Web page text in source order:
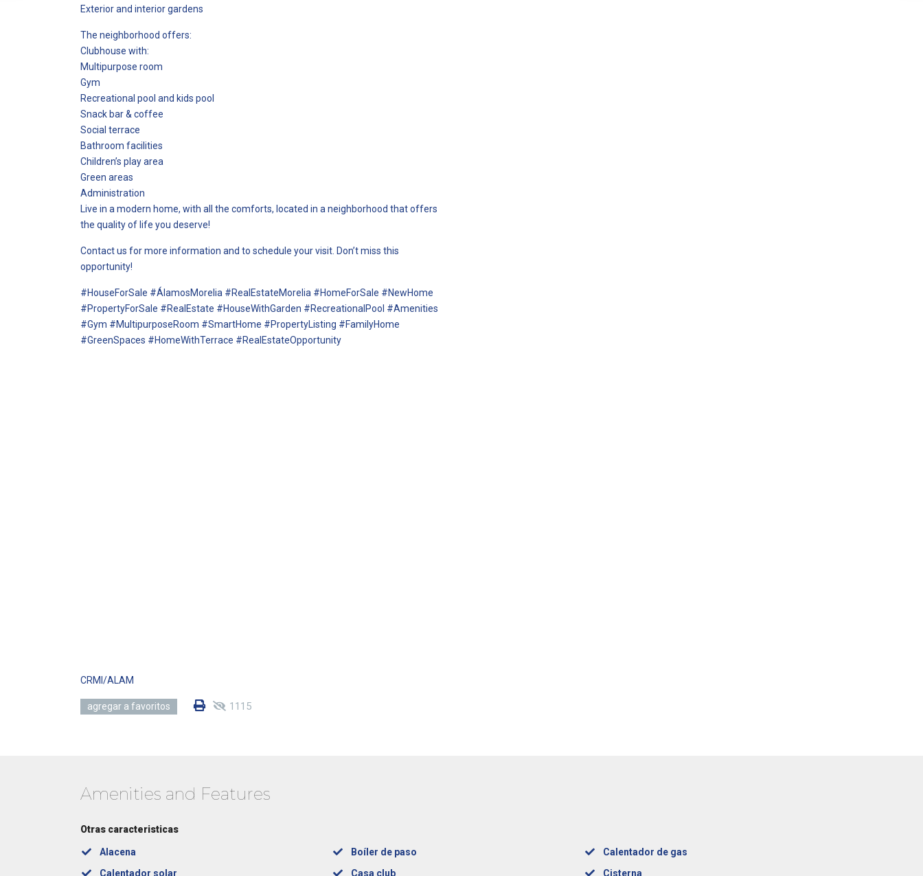
Exterior and interior gardens
The neighborhood offers:
Clubhouse with:
Multipurpose room
Gym
Recreational pool and kids pool
Snack bar & coffee
Social terrace
Bathroom facilities
Children’s play area
Green areas
Administration
Live in a modern home, with all the comforts, located in a neighborhood that offers
the quality of life you deserve!
Contact us for more information and to schedule your visit. Don’t miss this
opportunity!
#HouseForSale #ÁlamosMorelia #RealEstateMorelia #HomeForSale #NewHome
#PropertyForSale #RealEstate #HouseWithGarden #RecreationalPool #Amenities
#Gym #MultipurposeRoom #SmartHome #PropertyListing #FamilyHome
#GreenSpaces #HomeWithTerrace #RealEstateOpportunity
CRMI/ALAM
agregar a favoritos 1115
Amenities and Features
Otras caracteristicas
Alacena Boíler de paso
Calentador de gas
Calentador solar
Casa club Cisterna